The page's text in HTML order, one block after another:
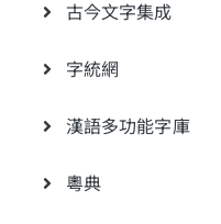
古今文字集成
字統網
漢語多功能字庫
粵典